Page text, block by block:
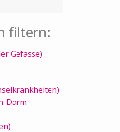
filtern:
Gefässe)
Darm-